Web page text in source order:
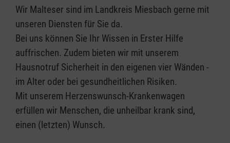
Wir Malteser sind im Landkreis Miesbach gerne mit
unseren Diensten für Sie da.
Bei uns können Sie Ihr Wissen in Erster Hilfe
auffrischen. Zudem bieten wir mit unserem
Hausnotruf Sicherheit in den eigenen vier Wänden -
im Alter oder bei gesundheitlichen Risiken.
Mit unserem Herzenswunsch-Krankenwagen
erfüllen wir Menschen, die unheilbar krank sind,
einen (letzten) Wunsch.